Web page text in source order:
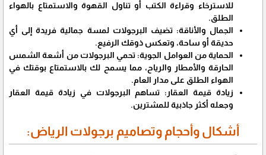
للاسترخاء وقراءة الكتب أو تناول القهوة والاستمتاع بالهواء
الطلق.
الجمال والأناقة: تضيف البرجولات لمسة جمالية فريدة إلى أي
حديقة أو ساحة، وتعكس ذوقك الرفيع.
الحماية من العوامل الجوية: تحمي البرجولات من أشعة الشمس
الحارقة والأمطار والرياح، مما يسمح لك بالاستمتاع بوقتك في
الهواء الطلق على مدار العام.
زيادة قيمة العقار: تساهم البرجولات في زيادة قيمة العقار
وجعله أكثر جاذبية للمشترين.
أشكال وأحجام وتصاميم برجولات الرياض: